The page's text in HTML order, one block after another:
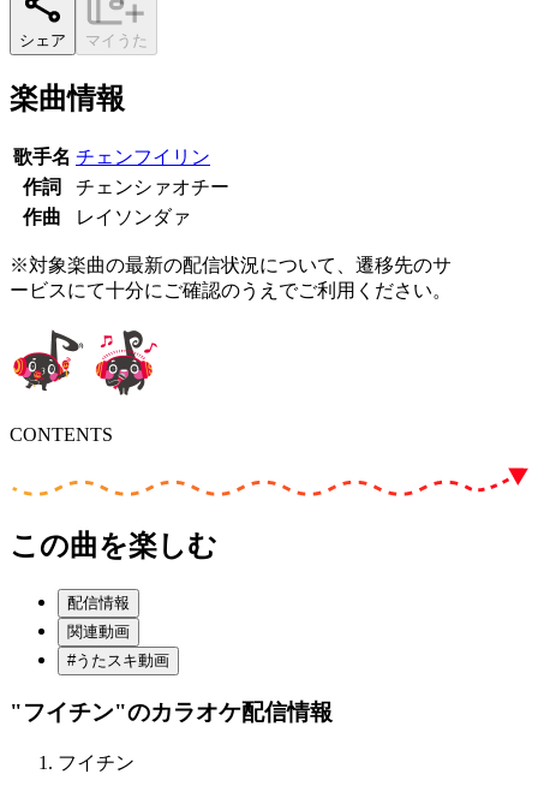
シェア マイうた
楽曲情報
歌手名 チェンフイリン
作詞
チェンシァオチー
作曲
レイソンダァ
※対象楽曲の最新の配信状況について、遷移先のサ
ービスにて十分にご確認のうえでご利用ください。
CONTENTS
この曲を楽しむ
配信情報
関連動画
#うたスキ動画
"フイチン"のカラオケ配信情報
フイチン